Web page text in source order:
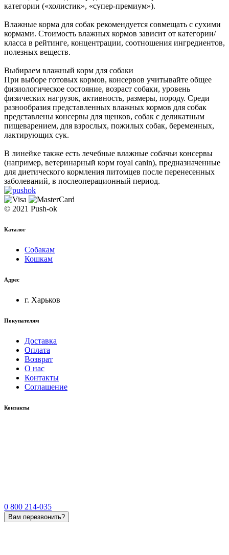
категории («холистик», «супер-премиум»).
Влажные корма для собак рекомендуется совмещать с сухими
кормами. Стоимость влажных кормов зависит от категории/
класса в рейтинге, концентрации, соотношения ингредиентов,
полезных веществ.
Выбираем влажный корм для собаки
При выборе готовых кормов, консервов учитывайте общее
физиологическое состояние, возраст собаки, уровень
физических нагрузок, активность, размеры, породу. Среди
разнообразия представленных влажных кормов для собак
представлены консервы для щенков, собак с деликатным
пищеварением, для взрослых, пожилых собак, беременных,
лактирующих сук.
В линейке также есть лечебные влажные собачьи консервы
(например, ветеринарный корм royal canin), предназначенные
для диетического кормления питомцев после перенесенных
заболеваний, в послеоперационный период.
© 2021 Push-ok
Каталог
Собакам
Кошкам
Адрес
г. Харьков
Покупателям
Доставка
Оплата
Возврат
О нас
Контакты
Соглашение
Контакты
0 800 214-035
Вам перезвонить?